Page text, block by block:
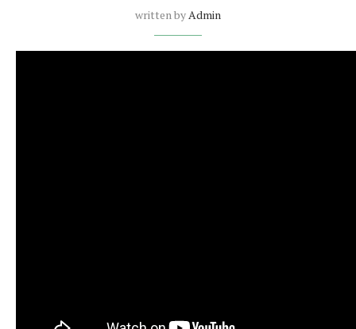
written byAdmin